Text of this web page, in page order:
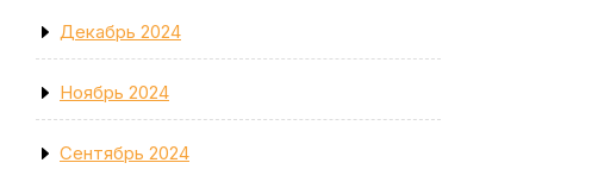
Декабрь 2024
Ноябрь 2024
Сентябрь 2024